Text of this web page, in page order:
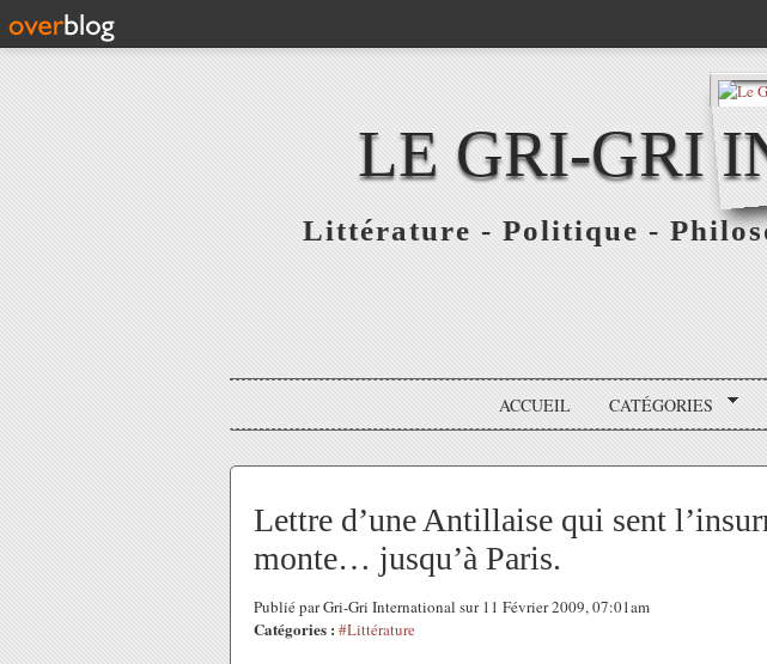
LE GRI-GRI
Littérature - Politique -
ACCUEIL CATÉGORIES
Lettre d’une Antillaise qui sent
monte… jusqu’à Paris.
Publié par Gri-Gri International sur 11 Février 2009, 07:01am
Catégories : #Littérature